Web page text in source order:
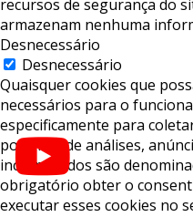
recursos de segurança do
armazenam nenhuma
Desnecessário
Desnecessário
Quaisquer cookies que
necessários para o
especificamente para
por meio de análises,
incorporados são
obrigatório obter o
executar esses cookies no